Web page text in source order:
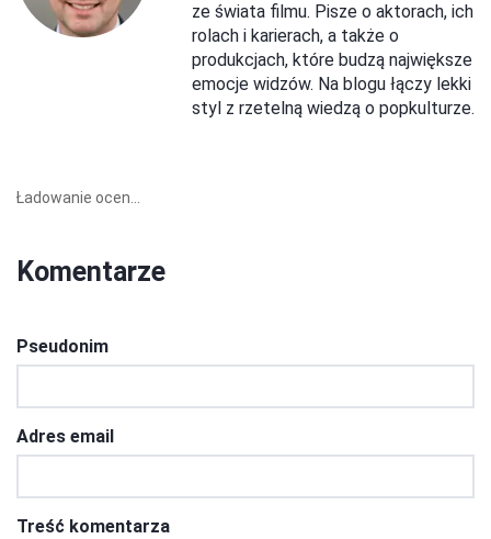
ze świata filmu. Pisze o aktorach, ich
rolach i karierach, a także o
produkcjach, które budzą największe
emocje widzów. Na blogu łączy lekki
styl z rzetelną wiedzą o popkulturze.
Ładowanie ocen...
Komentarze
Pseudonim
Adres email
Treść komentarza